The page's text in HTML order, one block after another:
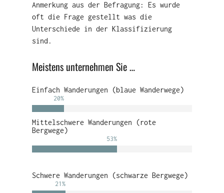
Anmerkung aus der Befragung: Es wurde
oft die Frage gestellt was die
Unterschiede in der Klassifizierung
sind.
Meistens unternehmen Sie …
Einfach Wanderungen (blaue Wanderwege)
20%
Mittelschwere Wanderungen (rote
Bergwege)
53%
Schwere Wanderungen (schwarze Bergwege)
21%